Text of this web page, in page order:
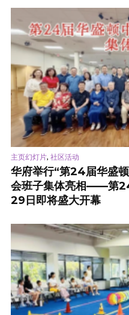
主页幻灯片, 社区活动
华府举行“第24届华盛
会班子集体亮相——第
29日即将盛大开幕